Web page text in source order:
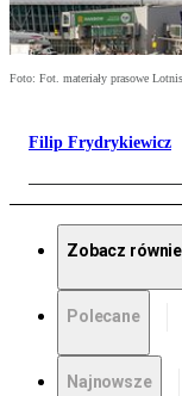
Foto: Fot. materiały prasowe
Filip Frydrykiewicz
Zobacz
Polecane
Najnowsze